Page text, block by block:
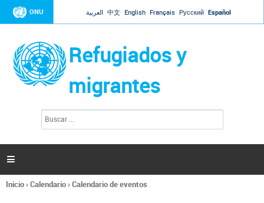
Jump to navigation
ONU العربية 中文 English Français Русский Español
Refugiados y
migrantes
l
s

Se
Inicio›Calendario›Calendario de eventos